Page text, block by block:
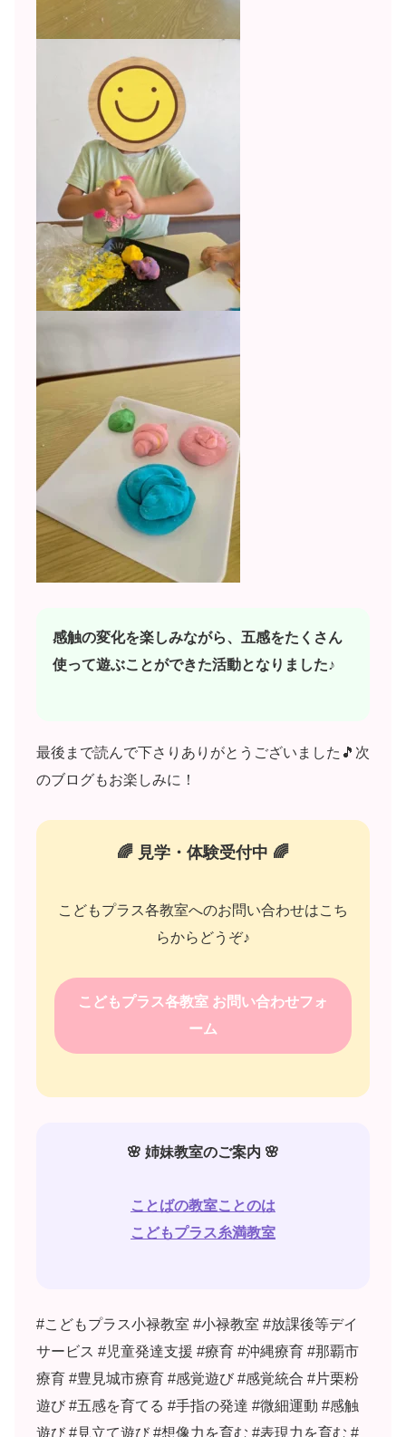
感触の変化を楽しみながら、五感をたくさん
使って遊ぶことができた活動となりました♪
最後まで読んで下さりありがとうございました🎵次
のブログもお楽しみに！
🌈 見学・体験受付中 🌈
こどもプラス各教室へのお問い合わせはこち
らからどうぞ♪
こどもプラス各教室 お問い合わせフォ
ーム
🌸 姉妹教室のご案内 🌸
ことばの教室ことのは
こどもプラス糸満教室
#こどもプラス小禄教室 #小禄教室 #放課後等デイ
サービス #児童発達支援 #療育 #沖縄療育 #那覇市
療育 #豊見城市療育 #感覚遊び #感覚統合 #片栗粉
遊び #五感を育てる #手指の発達 #微細運動 #感触
遊び #見立て遊び #想像力を育む #表現力を育む #